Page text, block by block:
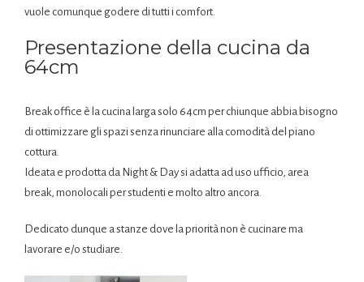
vuole comunque godere di tutti i comfort.
Presentazione della cucina da
64cm
Break office è la cucina larga solo 64cm per chiunque abbia bisogno
di ottimizzare gli spazi senza rinunciare alla comodità del piano
cottura.
Ideata e prodotta da Night & Day si adatta ad uso ufficio, area
break, monolocali per studenti e molto altro ancora.
Dedicato dunque a stanze dove la priorità non è cucinare ma
lavorare e/o studiare.